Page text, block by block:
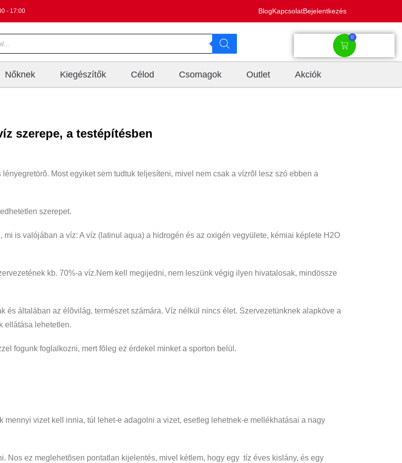
- 17:00 BlogKapcsolatBejelentkezés
0
Nőknek Kiegészítők Célod Csomagok Outlet Akciók
szerepe, a testépítésben
Most egyiket sem tudtuk teljesíteni, mivel nem csak a vízrõl lesz szó ebben a
szerepet.
is valójában a víz: A víz (latinul aqua) a hidrogén és az oxigén vegyülete, kémiai képlete H2O
kb. 70%-a víz.Nem kell megijedni, nem leszünk végig ilyen hivatalosak, mindössze
és általában az élõvilág, természet számára. Víz nélkül nincs élet. Szervezetünknek alapköve a
ellátása lehetetlen.
fogunk foglalkozni, mert fõleg ez érdekel minket a sporton belül.
vizet kell innia, túl lehet-e adagolni a vizet, esetleg lehetnek-e mellékhatásai a nagy
Nos ez meglehetõsen pontatlan kijelentés, mivel kétlem, hogy egy tíz éves kislány, és egy